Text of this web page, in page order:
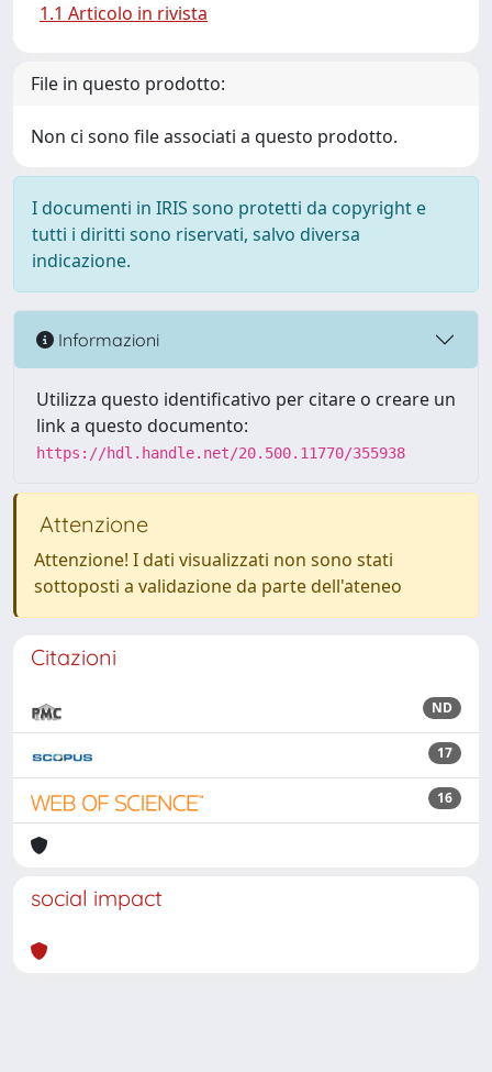
1.1 Articolo in rivista
File in questo prodotto:
Non ci sono file associati a questo prodotto.
I documenti in IRIS sono protetti da copyright e
tutti i diritti sono riservati, salvo diversa
indicazione.
Informazioni
Utilizza questo identificativo per citare o creare un
link a questo documento:
https://hdl.handle.net/20.500.11770/355938
Attenzione
Attenzione! I dati visualizzati non sono stati
sottoposti a validazione da parte dell'ateneo
Citazioni
ND
17
16
social impact